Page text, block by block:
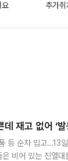
요 추가
재고 없어 ‘
등 순차 입고…13
비어 있는 진열